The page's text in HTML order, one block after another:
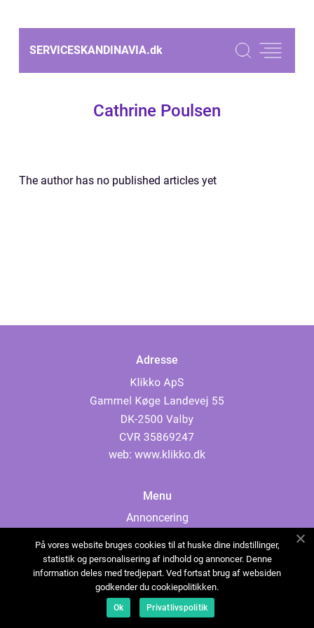
SERVICESKANDINAVIA.dk
Cathrine Poulsen
The author has no published articles yet
Adresse
web: www.klikko.dk
Menu
Annoncering
Cookies
Kontakt os
Sitemap
På vores website bruges cookies til at huske dine indstillinger,
statistik og personalisering af indhold og annoncer. Denne
information deles med tredjepart. Ved fortsat brug af websiden
godkender du cookiepolitikken.
Ok Privatlivspolitik